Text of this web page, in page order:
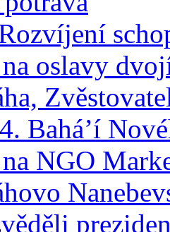
oslavy
Bahá’í
NGO